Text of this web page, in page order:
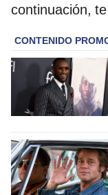
continuación,